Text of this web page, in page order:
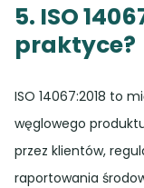
5. ISO
praktyce?
ISO 14067:2018 to
węglowego
przez klientów,
raportowania